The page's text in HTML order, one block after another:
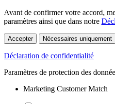
Avant de confirmer votre accord,
paramètres ainsi que dans notre
Accepter Nécessaires uniquement
Déclaration de confidentialité
Paramètres de protection des
Marketing Customer Match